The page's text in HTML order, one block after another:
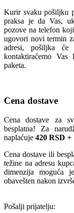
Kurir svaku pošiljku
praksa je da Vas,
pozove na telefon
ugovori novi termin
adresi, pošiljka
kontaktiraćemo
paketa.
Cena dostave
Cena dostave za
besplatna! Za
naplaćuje 420 RSD
Cena dostave ili
težine na adresu
dimenzija moguća
obavešten nakon
Pošalji prijatelju: